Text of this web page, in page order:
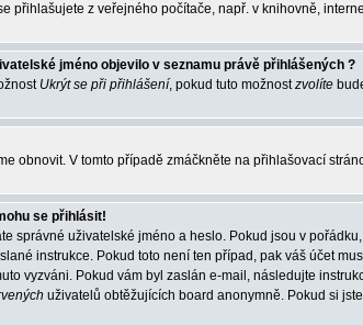
přihlašujete z veřejného počítače, např. v knihovně,
jméno objevilo v seznamu právě přihlášených ?
Ukrýt se při přihlášení, pokud tuto možnostzvolíte
obnovit. V tomto případě zmáčkněte na přihlašovací
se přihlásit!
správné uživatelské jméno a heslo. Pokud jsou v
instrukce. Pokud toto není ten případ, pak váš účet
vyzváni. Pokud vám byl zaslán e-mail, následujte
uživatelů obtěžujících board anonymně. Pokud si